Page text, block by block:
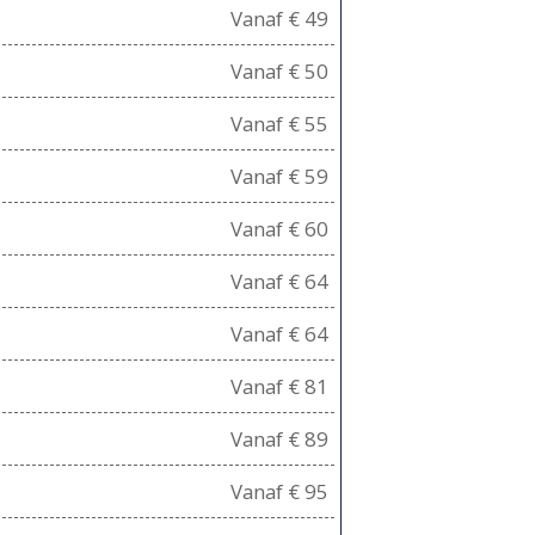
Vanaf € 49
Vanaf € 50
Vanaf € 55
Vanaf € 59
Vanaf € 60
Vanaf € 64
Vanaf € 64
Vanaf € 81
Vanaf € 89
Vanaf € 95